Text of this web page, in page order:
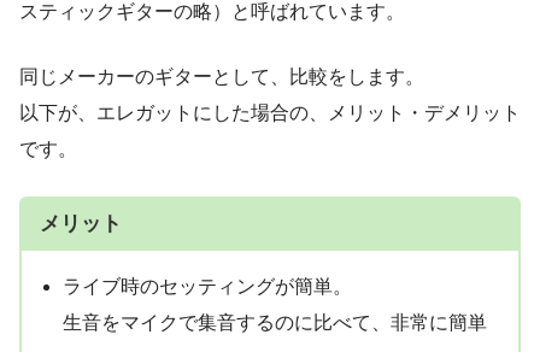
スティックギターの略）と呼ばれています。
同じメーカーのギターとして、比較をします。
以下が、エレガットにした場合の、メリット・デメリット
です。
メリット
ライブ時のセッティングが簡単。
生音をマイクで集音するのに比べて、非常に簡単